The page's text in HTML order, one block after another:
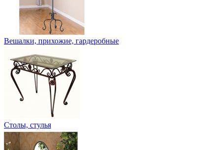
Вешалки, прихожие, гардеробные
Столы, стулья